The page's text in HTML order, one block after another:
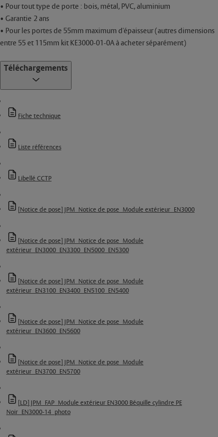
• Pour tout type de porte : bois, métal, PVC, aluminium
• Garantie 2 ans
• Pour les portes de 55mm maximum d'épaisseur (autres dimensions
entre 55 et 115mm kit KE3000-01-0A à acheter séparément)
Téléchargements
Fiche technique
Liste références
Libellé CCTP
[Notice de pose] JPM_Notice de pose_Module extérieur_EN3000
[Notice de pose] JPM_Notice de pose_Module
extérieur_EN3000_EN3300_EN5000_EN5300
[Notice de pose] JPM_Notice de pose_Module
extérieur_EN3100_EN3400_EN5100_EN5400
[Notice de pose] JPM_Notice de pose_Module
extérieur_EN3600_EN5600
[Notice de pose] JPM_Notice de pose_Module
extérieur_EN3700_EN5700
[LD] JPM_FAP_Module extérieur EN3000 Béquille cylindre PE
Noir_EN3000-14_photo